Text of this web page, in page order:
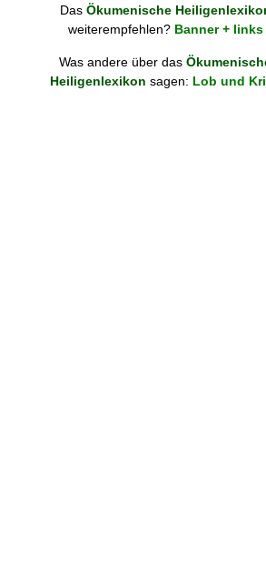
Das Ökumenische
weiterempfehlen? Banner + links
Was andere über das
Heiligenlexikon sagen: Lob und